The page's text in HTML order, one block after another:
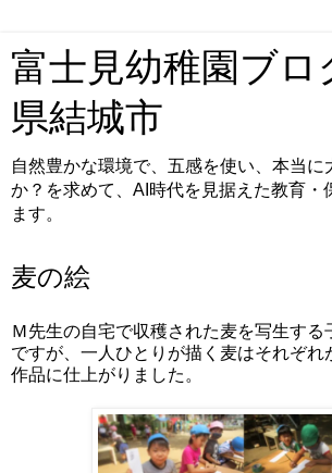
富士見幼稚園ブロ
県結城市
自然豊かな環境で、五感を使い、本当に
か？を求めて、AI時代を見据えた教育・
ます。
麦の絵
Ｍ先生の自宅で収穫された麦を写生する
ですが、一人ひとりが描く麦はそれぞれ
作品に仕上がりました。